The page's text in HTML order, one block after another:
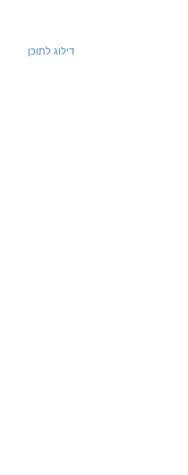
דילוג לתוכן